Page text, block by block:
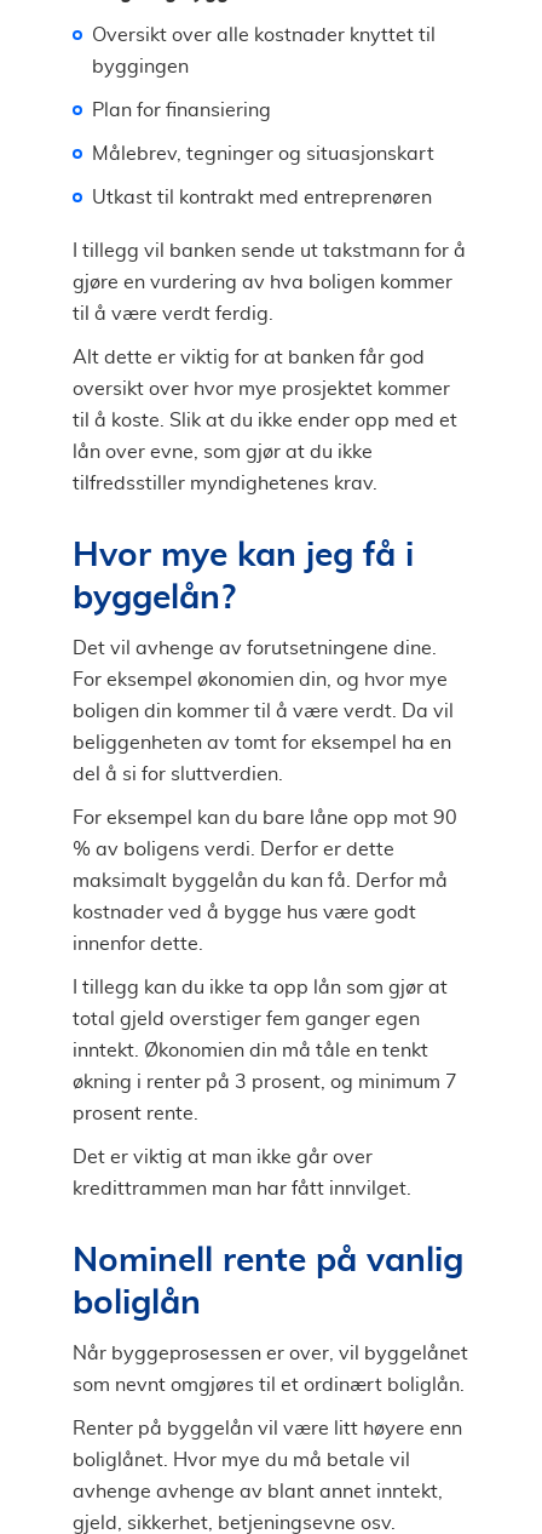
Oversikt over alle kostnader knyttet til
byggingen
Plan for finansiering
Målebrev, tegninger og situasjonskart
Utkast til kontrakt med entreprenøren
I tillegg vil banken sende ut takstmann for å
gjøre en vurdering av hva boligen kommer
til å være verdt ferdig.
Alt dette er viktig for at banken får god
oversikt over hvor mye prosjektet kommer
til å koste. Slik at du ikke ender opp med et
lån over evne, som gjør at du ikke
tilfredsstiller myndighetenes krav.
Hvor mye kan jeg få i
byggelån?
Det vil avhenge av forutsetningene dine.
For eksempel økonomien din, og hvor mye
boligen din kommer til å være verdt. Da vil
beliggenheten av tomt for eksempel ha en
del å si for sluttverdien.
For eksempel kan du bare låne opp mot 90
% av boligens verdi. Derfor er dette
maksimalt byggelån du kan få. Derfor må
kostnader ved å bygge hus være godt
innenfor dette.
I tillegg kan du ikke ta opp lån som gjør at
total gjeld overstiger fem ganger egen
inntekt. Økonomien din må tåle en tenkt
økning i renter på 3 prosent, og minimum 7
prosent rente.
Det er viktig at man ikke går over
kredittrammen man har fått innvilget.
Nominell rente på vanlig
boliglån
Når byggeprosessen er over, vil byggelånet
som nevnt omgjøres til et ordinært boliglån.
Renter på byggelån vil være litt høyere enn
boliglånet. Hvor mye du må betale vil
avhenge avhenge av blant annet inntekt,
gjeld, sikkerhet, betjeningsevne osv.